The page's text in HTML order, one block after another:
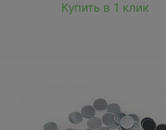
Купить в 1 клик